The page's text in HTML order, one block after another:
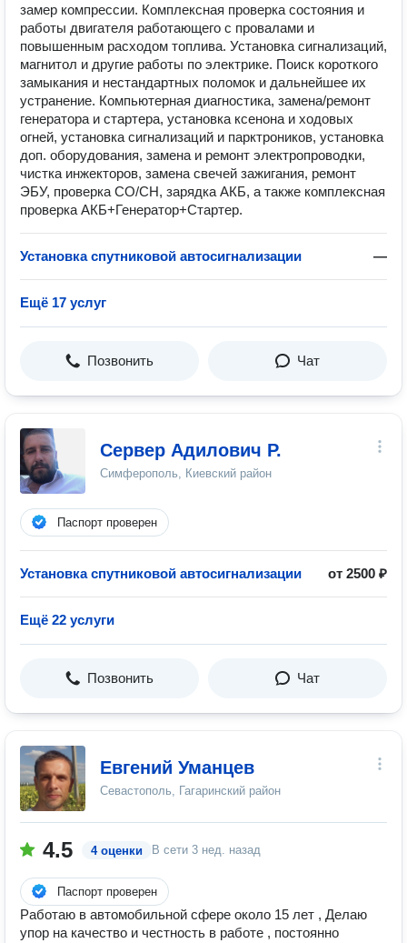
замер компрессии. Комплексная проверка состояния и
работы двигателя работающего с провалами и
повышенным расходом топлива. Установка сигнализаций,
магнитол и другие работы по электрике. Поиск короткого
замыкания и нестандартных поломок и дальнейшее их
устранение. Компьютерная диагностика, замена/ремонт
генератора и стартера, установка ксенона и ходовых
огней, установка сигнализаций и парктроников, установка
доп. оборудования, замена и ремонт электропроводки,
чистка инжекторов, замена свечей зажигания, ремонт
ЭБУ, проверка СО/СН, зарядка АКБ, а также комплексная
проверка АКБ+Генератор+Стартер.
Установка спутниковой автосигнализации —
Ещё 17 услуг
Позвонить Чат
Сервер Адилович Р.
Симферополь, Киевский район
Паспорт проверен
Установка спутниковой автосигнализации от 2500 ₽
Ещё 22 услуги
Позвонить Чат
Евгений Уманцев
Севастополь, Гагаринский район
4.5 4 оценки В сети 3 нед. назад
Паспорт проверен
Работаю в автомобильной сфере около 15 лет , Делаю
упор на качество и честность в работе , постоянно